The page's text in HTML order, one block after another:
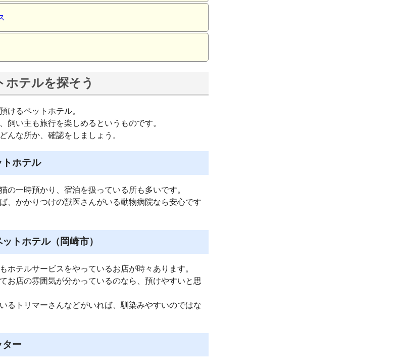
ホテルを探そう
けるペットホテル。
飼い主も旅行を楽しめるというものです。
んな所か、確認をしましょう。
トホテル
の一時預かり、宿泊を扱っている所も多いです。
、かかりつけの獣医さんがいる動物病院なら安心です
トホテル（岡崎市）
ホテルサービスをやっているお店が時々あります。
お店の雰囲気が分かっているのなら、預けやすいと思
るトリマーさんなどがいれば、馴染みやすいのではな
ター